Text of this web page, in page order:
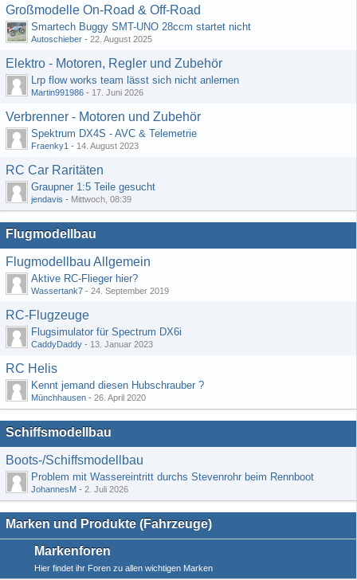
Großmodelle On-Road & Off-Road
Smartech Buggy SMT-UNO 28ccm startet nicht
Autoschieber - 22. August 2025
Elektro - Motoren, Regler und Zubehör
Lrp flow works team lässt sich nicht anlernen
Martin991986 - 17. Juni 2026
Verbrenner - Motoren und Zubehör
Spektrum DX4S - AVC & Telemetrie
Fraenky1 - 14. August 2023
RC Car Raritäten
Graupner 1:5 Teile gesucht
jendavis - Mittwoch, 08:39
Flugmodellbau
Flugmodellbau Allgemein
Aktive RC-Flieger hier?
Wassertank7 - 24. September 2019
RC-Flugzeuge
Flugsimulator für Spectrum DX6i
CaddyDaddy - 13. Januar 2023
RC Helis
Kennt jemand diesen Hubschrauber ?
Münchhausen - 26. April 2020
Schiffsmodellbau
Boots-/Schiffsmodellbau
Problem mit Wassereintritt durchs Stevenrohr beim Rennboot
JohannesM - 2. Juli 2026
Marken und Produkte (Fahrzeuge)
Markenforen
Hier findet ihr Foren zu allen wichtigen Marken